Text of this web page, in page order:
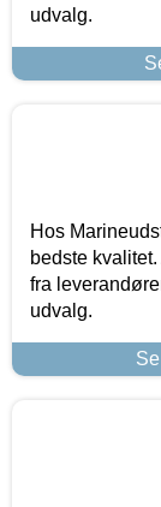
udvalg.
Hos
bedste
fra
udvalg.